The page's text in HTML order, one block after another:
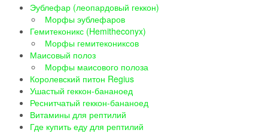
Эублефар (леопардовый геккон)
Морфы эублефаров
Гемитеконикс (Hemitheconyx)
Морфы гемитекониксов
Маисовый полоз
Морфы маисового полоза
Королевский питон Regius
Ушастый геккон-бананоед
Реснитчатый геккон-бананоед
Витамины для рептилий
Где купить еду для рептилий